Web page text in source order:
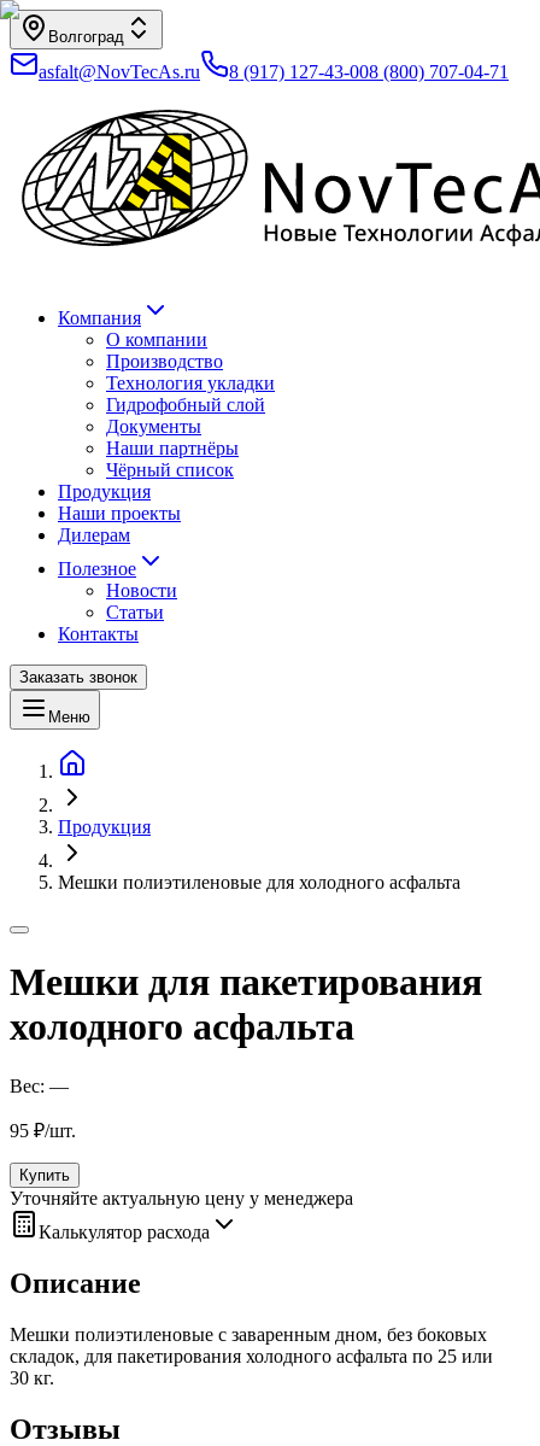
Волгоград
asfalt@NovTecAs.ru 8 (917) 127-43-008 (800) 707-04-71
Компания
О компании
Производство
Технология укладки
Гидрофобный слой
Документы
Наши партнёры
Чёрный список
Продукция
Наши проекты
Дилерам
Полезное
Новости
Статьи
Контакты
Заказать звонок
Меню
Продукция
Мешки полиэтиленовые для холодного асфальта
Мешки для пакетирования
холодного асфальта
Вес: —
95 ₽/шт.
Купить
Уточняйте актуальную цену у менеджера
Калькулятор расхода
Описание
Мешки полиэтиленовые с заваренным дном, без боковых
складок, для пакетирования холодного асфальта по 25 или
30 кг.
Отзывы